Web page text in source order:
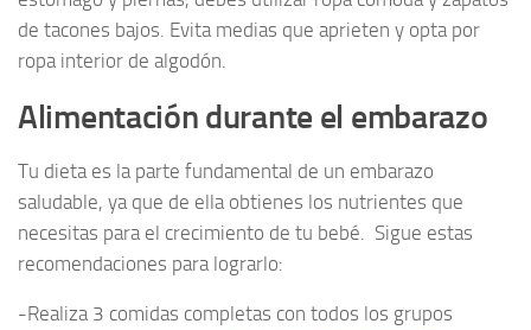
de tacones bajos. Evita medias que aprieten y opta por
ropa interior de algodón.
Alimentación durante el embarazo
Tu dieta es la parte fundamental de un embarazo
saludable, ya que de ella obtienes los nutrientes que
necesitas para el crecimiento de tu bebé. Sigue estas
recomendaciones para lograrlo:
-Realiza 3 comidas completas con todos los grupos